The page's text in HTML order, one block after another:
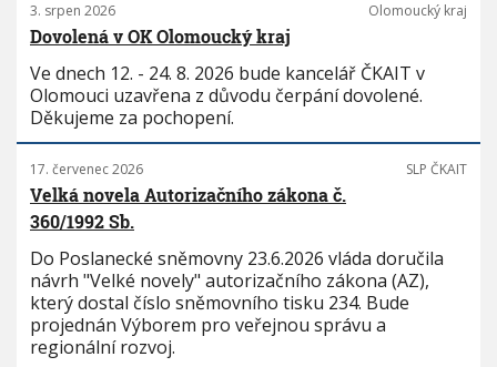
3. srpen 2026 Olomoucký kraj
Dovolená v OK Olomoucký kraj
Ve dnech 12. - 24. 8. 2026 bude kancelář ČKAIT v
Olomouci uzavřena z důvodu čerpání dovolené.
Děkujeme za pochopení.
17. červenec 2026 SLP ČKAIT
Velká novela Autorizačního zákona č.
360/1992 Sb.
Do Poslanecké sněmovny 23.6.2026 vláda doručila
návrh "Velké novely" autorizačního zákona (AZ),
který dostal číslo sněmovního tisku 234. Bude
projednán Výborem pro veřejnou správu a
regionální rozvoj.